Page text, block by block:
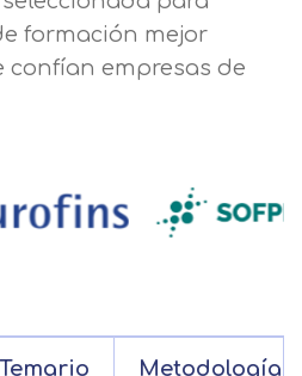
formación mejor
confían empresas de
Temario Metodología